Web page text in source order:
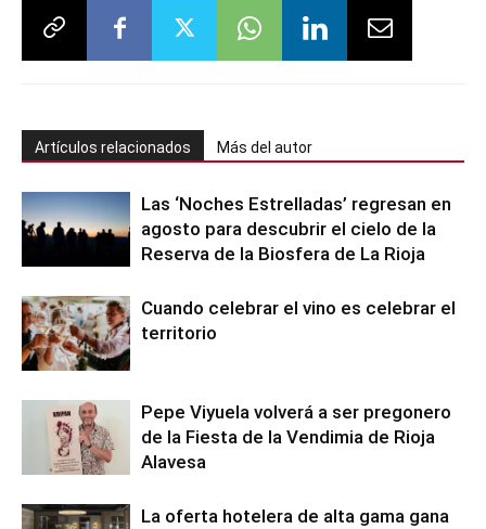
Artículos relacionados Más del autor
Las ‘Noches Estrelladas’ regresan en
agosto para descubrir el cielo de la
Reserva de la Biosfera de La Rioja
Cuando celebrar el vino es celebrar el
territorio
Pepe Viyuela volverá a ser pregonero
de la Fiesta de la Vendimia de Rioja
Alavesa
La oferta hotelera de alta gama gana